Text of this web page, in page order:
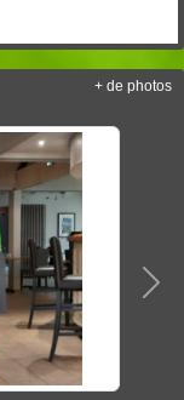
+ de photos